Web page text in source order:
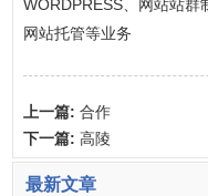
WORDPRESS、网站站群
网站托管等业务
上一篇: 合作
下一篇: 高陵
最新文章